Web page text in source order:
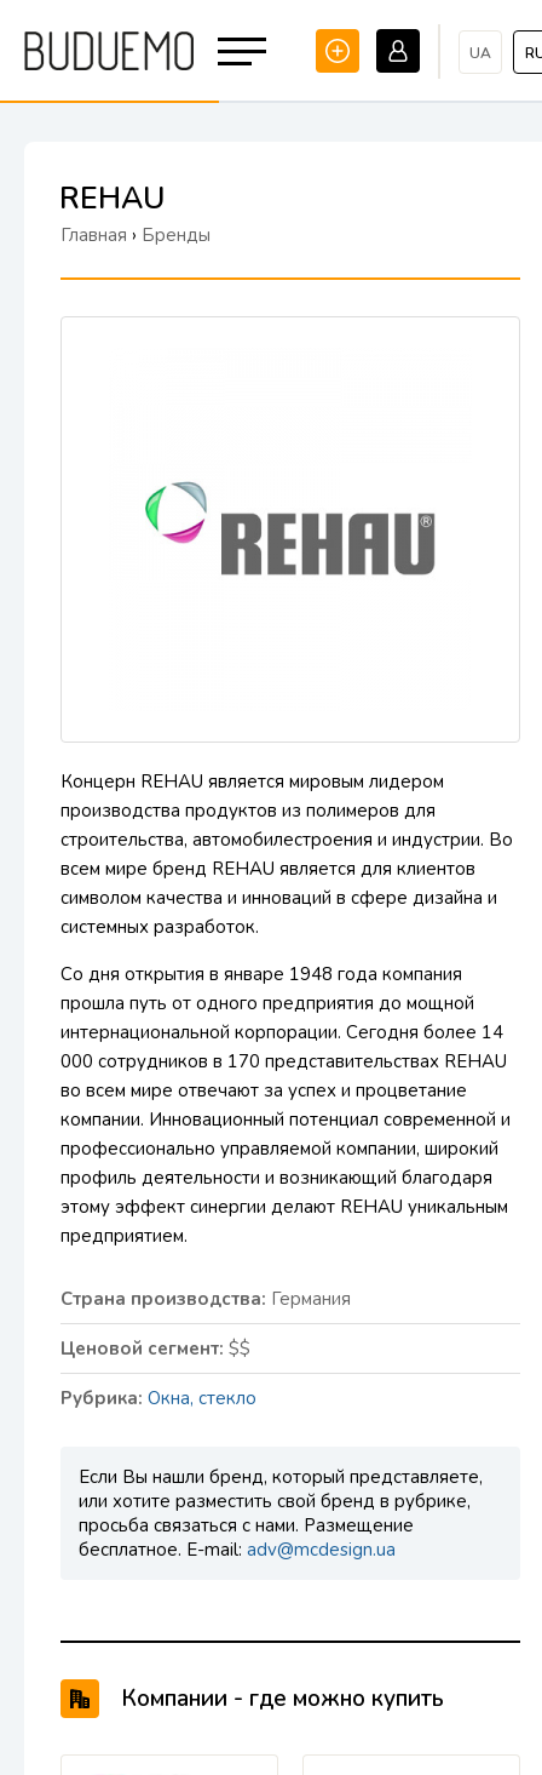
UA
REHAU
Главная › Бренды
Концерн REHAU является мировым лидером
производства продуктов из полимеров для
строительства, автомобилестроения и индустрии. Во
всем мире бренд REHAU является для клиентов
символом качества и инноваций в сфере дизайна и
системных разработок.
Со дня открытия в январе 1948 года компания
прошла путь от одного предприятия до мощной
интернациональной корпорации. Сегодня более 14
000 сотрудников в 170 представительствах REHAU
во всем мире отвечают за успех и процветание
компании. Инновационный потенциал современной и
профессионально управляемой компании, широкий
профиль деятельности и возникающий благодаря
этому эффект синергии делают REHAU уникальным
предприятием.
Страна производства: Германия
Ценовой сегмент: $$
Рубрика: Окна, стекло
Если Вы нашли бренд, который представляете,
или хотите разместить свой бренд в рубрике,
просьба связаться с нами. Размещение
бесплатное. E-mail: adv@mcdesign.ua
Компании - где можно купить